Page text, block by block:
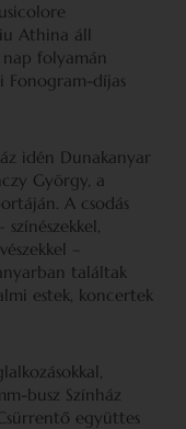
Athina áll
nap folyamán
Fonogram-díjas
idén Dunakanyar
György, a
A csodás
–
találtak
estek, koncertek
busz Színház
együttes